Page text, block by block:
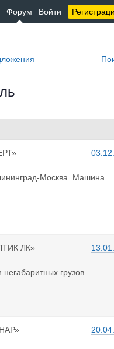
Форум Войти
Москва. Машина
ЛК»
грузов.